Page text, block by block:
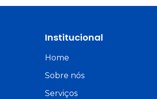
Institucional
Home
Sobre nós
Serviços